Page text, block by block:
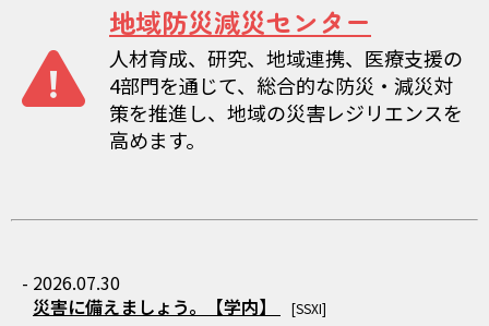
地域防災減災センター
人材育成、研究、地域連携、医療支援の
4部門を通じて、総合的な防災・減災対
策を推進し、地域の災害レジリエンスを
高めます。
- 2026.07.30
災害に備えましょう。【学内】
[SSXI]